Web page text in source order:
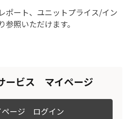
ポート、ユニットプライス/イン
照いただけます。
ービス マイページ
ページ ログイン